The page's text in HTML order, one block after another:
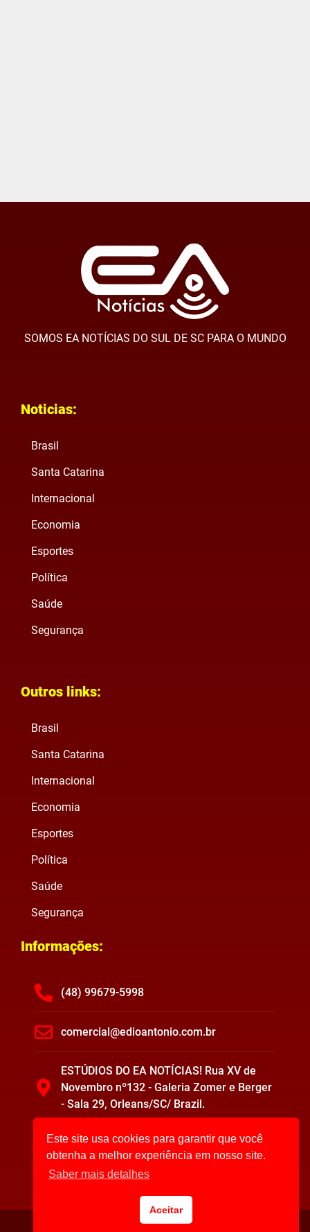
SOMOS EA NOTÍCIAS DO SUL DE SC PARA O MUNDO
Noticias:
Brasil
Santa Catarina
Internacional
Economia
Esportes
Política
Saúde
Segurança
Outros links:
Brasil
Santa Catarina
Internacional
Economia
Esportes
Política
Saúde
Segurança
Informações:
(48) 99679-5998
comercial@edioantonio.com.br
ESTÚDIOS DO EA NOTÍCIAS! Rua XV de
Novembro nº132 - Galeria Zomer e Berger
- Sala 29, Orleans/SC/ Brazil.
EA Notícias ©2023. Todos os direitos reservados.
Este site usa cookies para garantir que você
obtenha a melhor experiência em nosso site.
Saber mais detalhes
Aceitar